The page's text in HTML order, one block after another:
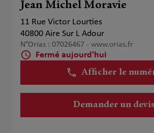
Jean Michel Moravie
11 Rue Victor Lourties
40800 Aire Sur L Adour
N°Orias : 07026467 - www.orias.fr
Fermé aujourd'hui
Afficher le
Demander un